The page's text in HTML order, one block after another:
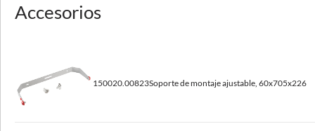
Accesorios
150020.00823Soporte de montaje ajustable, 60x705x226
Número máximo de luminarias en el circuito con un fusible de 16A (B)
Datos ópticos
Distribución de la luz